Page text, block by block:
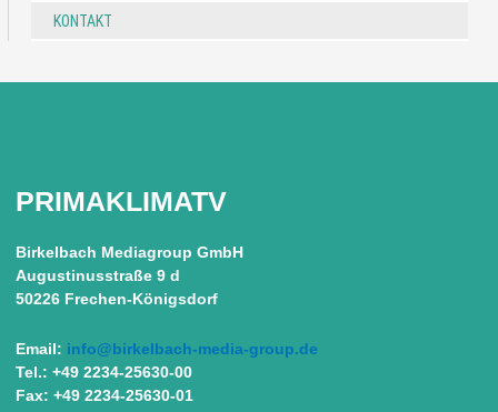
KONTAKT
PRIMAKLIMATV
Birkelbach Mediagroup GmbH
Augustinusstraße 9 d
50226 Frechen-Königsdorf
Email: info@birkelbach-media-group.de
Tel.: +49 2234-25630-00
Fax: +49 2234-25630-01